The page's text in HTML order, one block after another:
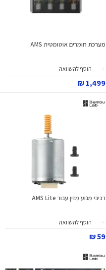
מערכת חומרים אוטומטית AMS
הוסף להשוואה
1,499 ₪
רכיבי מנוע מזין עבור AMS Lite
הוסף להשוואה
59 ₪